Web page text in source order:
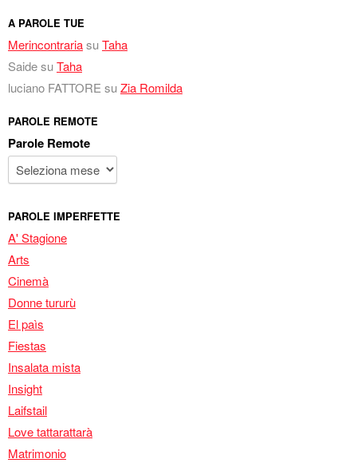
A PAROLE TUE
MerincontrariasuTaha
SaidesuTaha
luciano FATTORE suZia Romilda
PAROLE REMOTE
Parole Remote
PAROLE IMPERFETTE
A' Stagione
Arts
Cinemà
Donne tururù
El paìs
Fiestas
Insalata mista
Insight
Laifstail
Love tattarattarà
Matrimonio